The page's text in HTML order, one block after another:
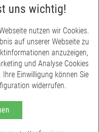
eine gewöhnlich
des oberen
und schon hast du
übersichtlichen Stifte-
dir auf einem Blick zu
die dafür sorgen,
geraten und
uns wichtig!
nutzen wir Cookies.
auf unserer Webseite zu
anzuzeigen,
und Analyse Cookies
Einwilligung können Sie
widerrufen.